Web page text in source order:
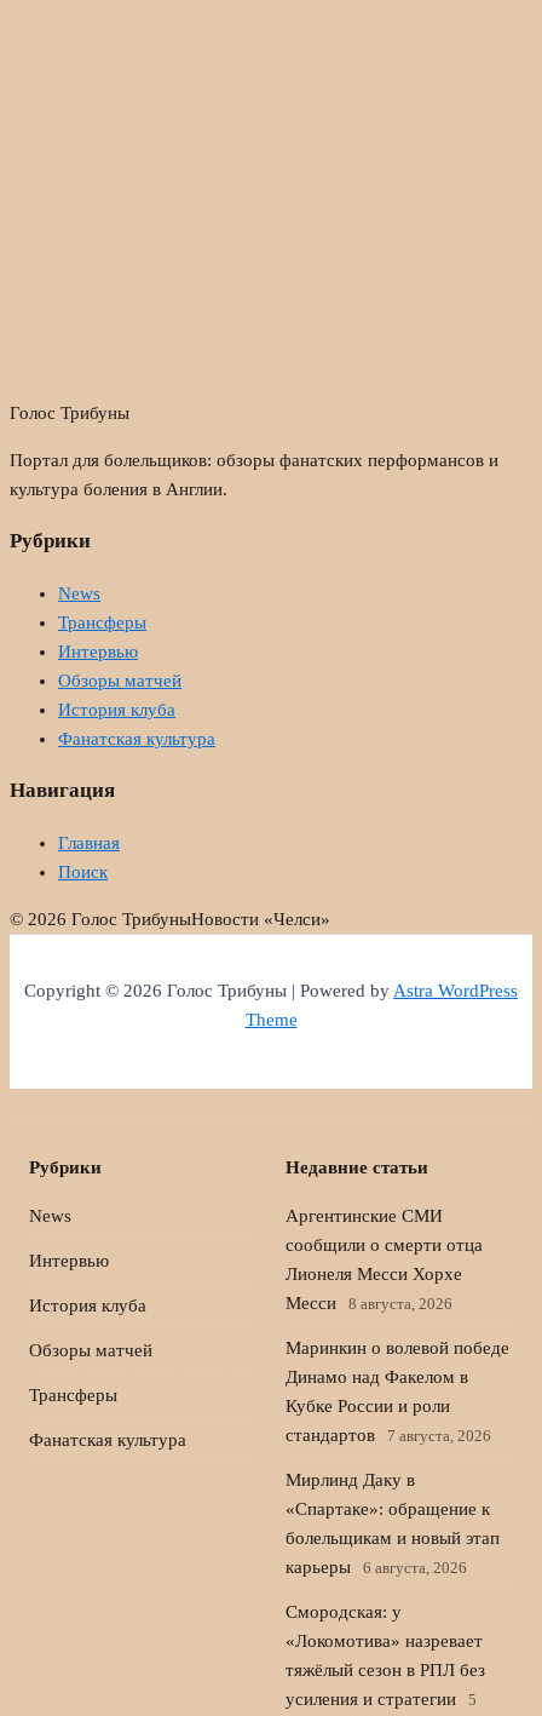
Голос Трибуны
Портал для болельщиков: обзоры фанатских перформансов и
культура боления в Англии.
Рубрики
News
Трансферы
Интервью
Обзоры матчей
История клуба
Фанатская культура
Навигация
Главная
Поиск
© 2026 Голос ТрибуныНовости «Челси»
Copyright © 2026 Голос Трибуны | Powered byAstra WordPress
Theme
Рубрики
News
Интервью
История клуба
Обзоры матчей
Трансферы
Фанатская культура
Недавние статьи
Аргентинские СМИ
сообщили о смерти отца
Лионеля Месси Хорхе
Месси
8 августа, 2026
Маринкин о волевой победе
Динамо над Факелом в
Кубке России и роли
стандартов
7 августа, 2026
Мирлинд Даку в
«Спартаке»: обращение к
болельщикам и новый этап
карьеры
6 августа, 2026
Смородская: у
«Локомотива» назревает
тяжёлый сезон в РПЛ без
усиления и стратегии
5